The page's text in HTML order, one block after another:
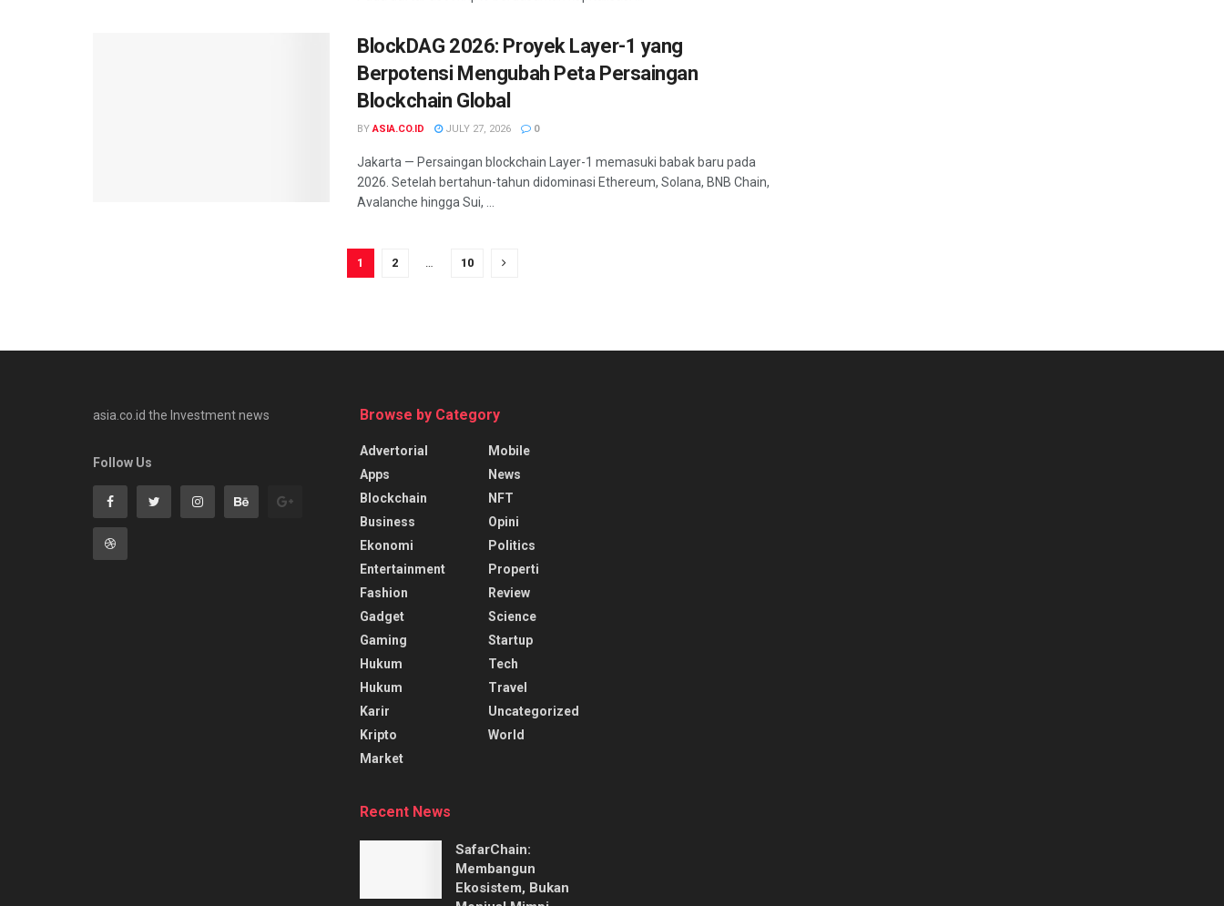
BlockDAG 2026: Proyek Layer-1 yang
Berpotensi Mengubah Peta Persaingan
Blockchain Global
BY ASIA.CO.ID JULY 27, 2026 0
Jakarta — Persaingan blockchain Layer-1 memasuki babak baru pada
2026. Setelah bertahun-tahun didominasi Ethereum, Solana, BNB Chain,
Avalanche hingga Sui, ...
1 2 10
asia.co.id the Investment news
Follow Us
Browse by Category
Advertorial
Apps
Blockchain
Business
Ekonomi
Entertainment
Fashion
Gadget
Gaming
Hukum
Hukum
Karir
Kripto
Market
Mobile
News
NFT
Opini
Politics
Properti
Review
Science
Startup
Tech
Travel
Uncategorized
World
Recent News
SafarChain:
Membangun
Ekosistem, Bukan